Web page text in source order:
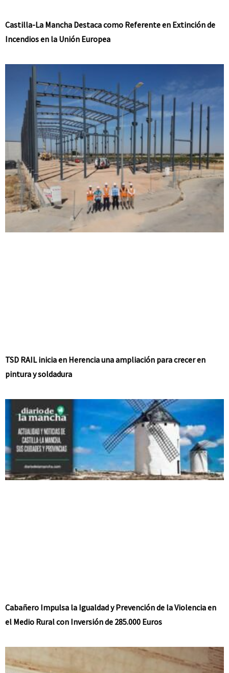
Castilla-La Mancha Destaca como Referente en Extinción de
Incendios en la Unión Europea
TSD RAIL inicia en Herencia una ampliación para crecer en
pintura y soldadura
Cabañero Impulsa la Igualdad y Prevención de la Violencia en
el Medio Rural con Inversión de 285.000 Euros